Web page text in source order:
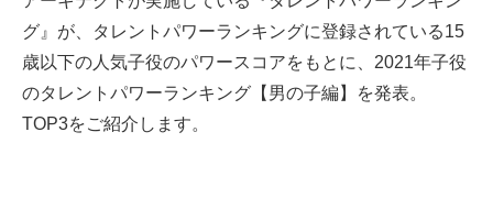
グ』が、タレントパワーランキングに登録されている15
歳以下の人気子役のパワースコアをもとに、2021年子役
のタレントパワーランキング【男の子編】を発表。
TOP3をご紹介します。